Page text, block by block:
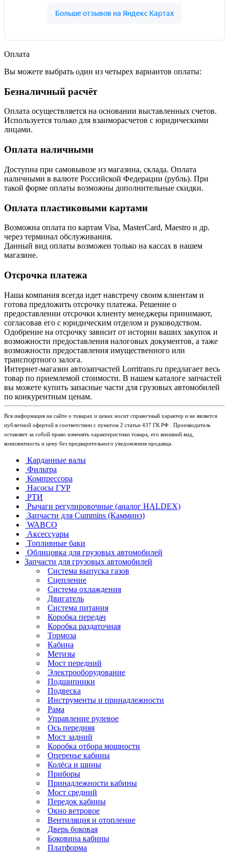
Оплата
Вы можете выбрать один из четырех вариантов оплаты:
Безналичный расчёт
Оплата осуществляется на основании выставленных счетов.
Используется только для взаиморасчетов с юридическими
лицами.
Оплата наличными
Доступна при самовывозе из магазина, склада. Оплата
наличными в валюте Российской Федерации (рубль). При
такой форме оплаты возможны дополнительные скидки.
Оплата пластиковыми картами
Возможна оплата по картам Visa, MasterCard, Maestro и др.
через терминал обслуживания.
Данный вид оплаты возможен только на кассах в нашем
магазине.
Отсрочка платежа
Наша компания всегда идет навстречу своим клиентам и
готова предложить отсрочку платежа. Решение о
предоставлении отсрочки клиенту менеджеры принимают,
согласовав его с юридическим отделом и руководством.
Одобрение на отсрочку зависит от истории ваших закупок и
возможности предоставления налоговых документов, а таже
возможности предоставления имущественного или
транспортного залога.
Интернет-магазин автозапчастей Lorritrans.ru предлагает весь
товар по приемлемой стоимости. В нашем каталоге запчастей
вы можете купить запасные части для грузовых автомобилей
по конкурентным ценам.
Вся информация на сайте о товарах и ценах носит справочный характер и не является
публичной офертой в соответствии с пунктом 2 статьи 437 ГК РФ . Производитель
оставляет за собой право изменять характеристики товара, его внешний вид,
комплектность и цену без предварительного уведомления продавца.
Карданные валы
Фильтра
Компрессора
Насосы ГУР
РТИ
Рычаги регулировочные (аналог HALDEX)
Запчасти для Cummins (Камминз)
WABCO
Аксессуары
Топливные баки
Облицовка для грузовых автомобилей
Запчасти для грузовых автомобилей
Система выпуска газов
Сцепление
Система охлаждения
Двигатель
Система питания
Коробка передач
Коробка раздаточная
Тормоза
Кабина
Метизы
Мост передний
Электрооборудование
Подшипники
Подвеска
Инструменты и принадлежности
Рама
Управление рулевое
Ось передняя
Мост задний
Коробка отбора мощности
Оперенье кабины
Колёса и шины
Приборы
Принадлежности кабины
Мост средний
Передок кабины
Окно ветровое
Вентиляция и отопление
Дверь боковая
Боковина кабины
Платформа